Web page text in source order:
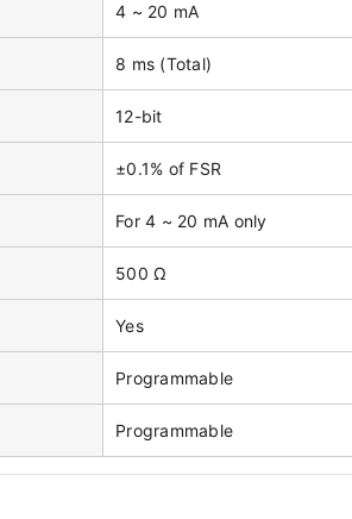
4 ~ 20 mA
8 ms (Total)
12-bit
±0.1% of FSR
For 4 ~ 20 mA only
500 Ω
Yes
Programmable
Programmable